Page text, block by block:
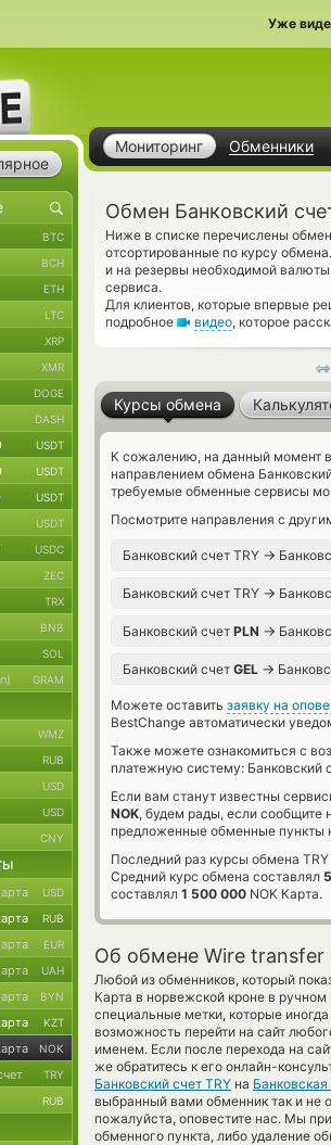
Уже
Мониторинг Обменники
Обмен Банковский
Ниже в списке перечислены
отсортированные по курсу
и на резервы необходимой
сервиса.
Для клиентов, которые впервые
подробное
видео, которое
Курсы обмена
К сожалению, на данный момент
направлением обмена
требуемые обменные сервисы
Посмотрите направления с
Банковский счет TRY →
Банковский счет TRY →
Банковский счет PLN →
Банковский счет GEL →
Можете оставить заявку на
BestChange автоматически
Также можете ознакомиться с
платежную систему: Банковский
Если вам станут известны
NOK, будем рады, если сообщите
предложенные обменные пункты
Последний раз курсы обмена
Средний курс обмена составлял
составлял 1 500 000 NOK Карта.
Об обмене Wire transfer
Любой из обменников, который
Карта в норвежской кроне в
специальные метки, которые
возможность перейти на сайт
именем. Если после перехода на
же обратитесь к его онлайн-
Банковский счет TRY на Банковская
выбранный вами обменник так и не
пожалуйста, оповестите нас. Мы
обменного пункта, либо удаление
BTC
BCH
ETH
LTC
XRP
XMR
DOGE
DASH
USDT
USDT
USDT
USDT
USDC
ZEC
TRX
BNB
SOL
GRAM
WMZ
RUB
USD
USD
CNY
USD
RUB
EUR
UAH
BYN
KZT
NOK
TRY
RUB